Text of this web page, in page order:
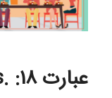
عبارت 18: .My ……… hurts